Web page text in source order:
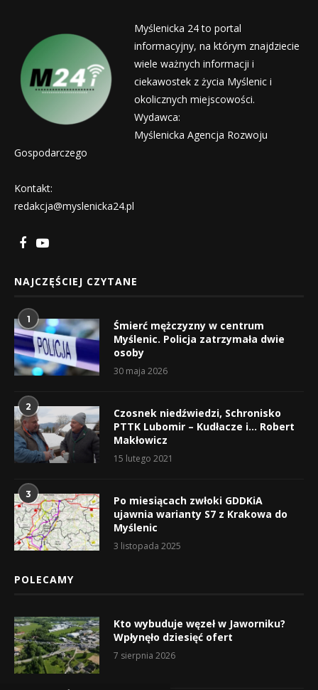
Myślenicka 24 to portal
informacyjny, na którym znajdziecie
wiele ważnych informacji i
ciekawostek z życia Myślenic i
okolicznych miejscowości.
Wydawca:
Myślenicka Agencja Rozwoju
Gospodarczego
Kontakt:
redakcja@myslenicka24.pl
NAJCZĘŚCIEJ CZYTANE
1
Śmierć mężczyzny w centrum
Myślenic. Policja zatrzymała dwie
osoby
30 maja 2026
2
Czosnek niedźwiedzi, Schronisko
PTTK Lubomir – Kudłacze i… Robert
Makłowicz
15 lutego 2021
3
Po miesiącach zwłoki GDDKiA
ujawnia warianty S7 z Krakowa do
Myślenic
3 listopada 2025
POLECAMY
Kto wybuduje węzeł w Jaworniku?
Wpłynęło dziesięć ofert
7 sierpnia 2026